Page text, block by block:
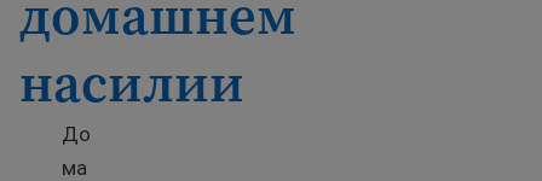
домашнем
насилии
До
ма